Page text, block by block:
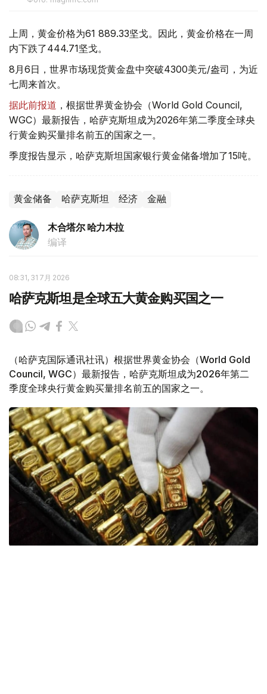
上周，黄金价格为61 889.33坚戈。因此，黄金价格在一周
内下跌了444.71坚戈。
8月6日，世界市场现货黄金盘中突破4300美元/盎司，为近
七周来首次。
据此前报道 ，根据世界黄金协会（World Gold Council,
WGC）最新报告，哈萨克斯坦成为2026年第二季度全球央
行黄金购买量排名前五的国家之一。
季度报告显示，哈萨克斯坦国家银行黄金储备增加了15吨。
黄金储备 哈萨克斯坦 经济 金融
木合塔尔 哈力木拉
编译
08:31, 31 7月 2026
哈萨克斯坦是全球五大黄金购买国之一
（哈萨克国际通讯社讯）根据世界黄金协会（World Gold
Council, WGC）最新报告，哈萨克斯坦成为2026年第二
季度全球央行黄金购买量排名前五的国家之一。